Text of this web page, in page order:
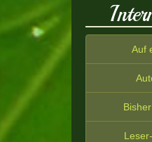
Auf